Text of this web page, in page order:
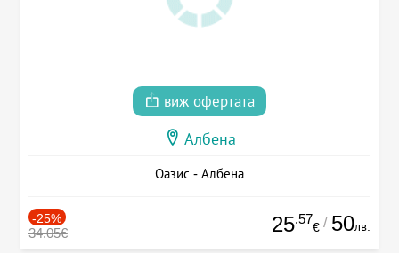
виж офертата
Албена
Оазис - Албена
-25%
34.05€ 25.57
€ / 50лв.